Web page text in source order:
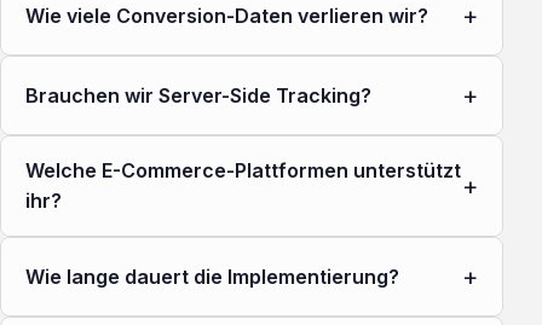
Wie viele Conversion-Daten verlieren wir? +
Brauchen wir Server-Side Tracking? +
Welche E-Commerce-Plattformen unterstützt
ihr?
+
Wie lange dauert die Implementierung? +